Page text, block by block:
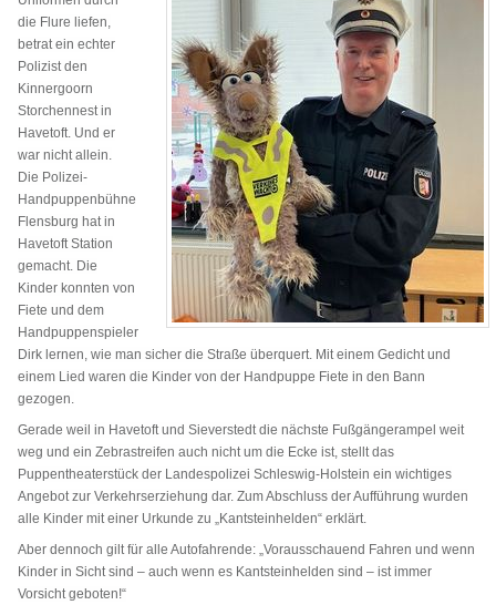
die Flure liefen,
betrat ein echter
Polizist den
Kinnergoorn
Storchennest in
Havetoft. Und er
war nicht allein.
Die Polizei-
Handpuppenbühne
Flensburg hat in
Havetoft Station
gemacht. Die
Kinder konnten von
Fiete und dem
Handpuppenspieler
Dirk lernen, wie man sicher die Straße überquert. Mit einem Gedicht und
einem Lied waren die Kinder von der Handpuppe Fiete in den Bann
gezogen.
Gerade weil in Havetoft und Sieverstedt die nächste Fußgängerampel weit
weg und ein Zebrastreifen auch nicht um die Ecke ist, stellt das
Puppentheaterstück der Landespolizei Schleswig-Holstein ein wichtiges
Angebot zur Verkehrserziehung dar. Zum Abschluss der Aufführung wurden
alle Kinder mit einer Urkunde zu „Kantsteinhelden“ erklärt.
Aber dennoch gilt für alle Autofahrende: „Vorausschauend Fahren und wenn
Kinder in Sicht sind – auch wenn es Kantsteinhelden sind – ist immer
Vorsicht geboten!“